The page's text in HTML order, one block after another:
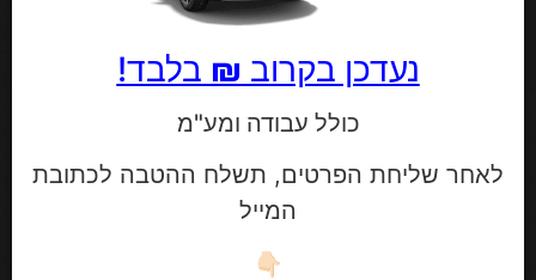
נעדכן בקרוב ₪ בלבד!
כולל עבודה ומע"מ
לאחר שליחת הפרטים, תשלח ההטבה לכתובת
המייל
👇🏻